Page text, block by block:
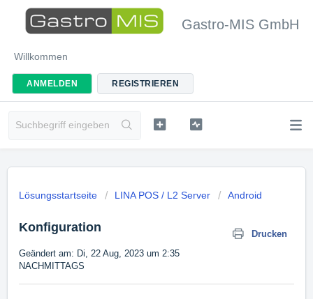
Gastro-MIS GmbH
Willkommen
ANMELDEN REGISTRIEREN
Lösungsstartseite LINA POS / L2 Server Android
Konfiguration
Drucken
Geändert am: Di, 22 Aug, 2023 um 2:35
NACHMITTAGS